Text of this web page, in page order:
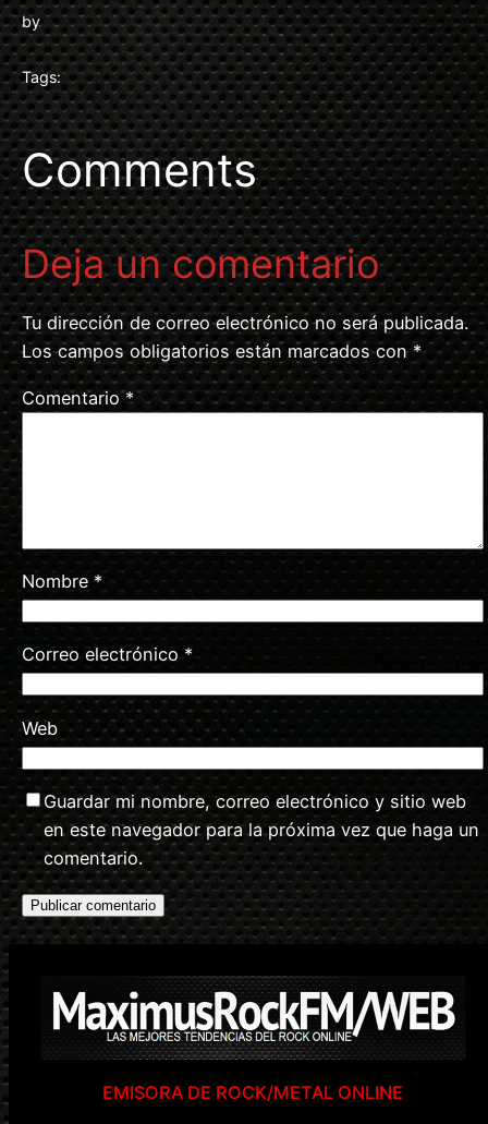
by
Tags:
Comments
Deja un comentario
Tu dirección de correo electrónico no será publicada.
Los campos obligatorios están marcados con *
Comentario*
Nombre *
Correo electrónico *
Web
Guardar mi nombre, correo electrónico y sitio web
en este navegador para la próxima vez que haga un
comentario.
EMISORA DE ROCK/METAL ONLINE